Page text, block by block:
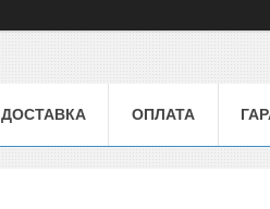
ДОСТАВКА ОПЛАТА